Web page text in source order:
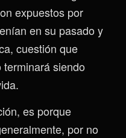
expuestos por
en su pasado y
cuestión que
siendo
es porque
por no